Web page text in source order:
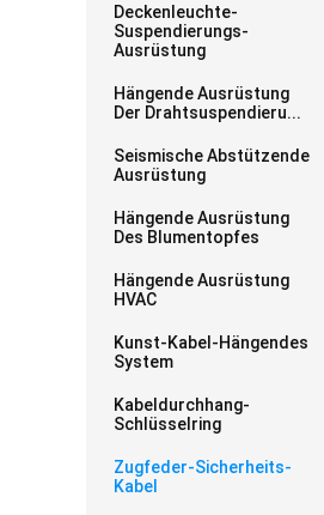
Deckenleuchte-
Suspendierungs-
Ausrüstung
Hängende Ausrüstung
Der Drahtsuspendieru...
Seismische Abstützende
Ausrüstung
Hängende Ausrüstung
Des Blumentopfes
Hängende Ausrüstung
HVAC
Kunst-Kabel-Hängendes
System
Kabeldurchhang-
Schlüsselring
Zugfeder-Sicherheits-
Kabel